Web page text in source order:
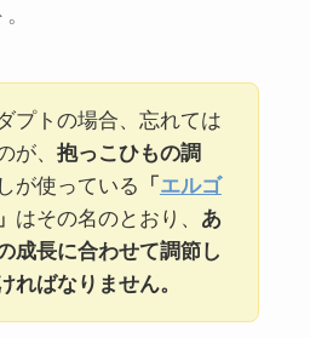
プトの場合、忘れては
が、 抱っこひもの調
が使っている 「 エルゴ
」 はその名のとおり、 あ
成長に合わせて調節し
ればなりません。